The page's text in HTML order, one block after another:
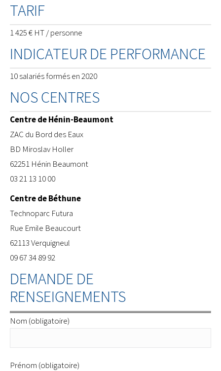
TARIF
1 425 € HT / personne
INDICATEUR DE PERFORMANCE
10 salariés formés en 2020
NOS CENTRES
Centre de Hénin-Beaumont
ZAC du Bord des Eaux
BD Miroslav Holler
62251 Hénin Beaumont
03 21 13 10 00
Centre de Béthune
​Technoparc Futura
Rue Emile Beaucourt
62113 Verquigneul
09 67 34 89 92
DEMANDE DE
RENSEIGNEMENTS
Nom (obligatoire)
Prénom (obligatoire)